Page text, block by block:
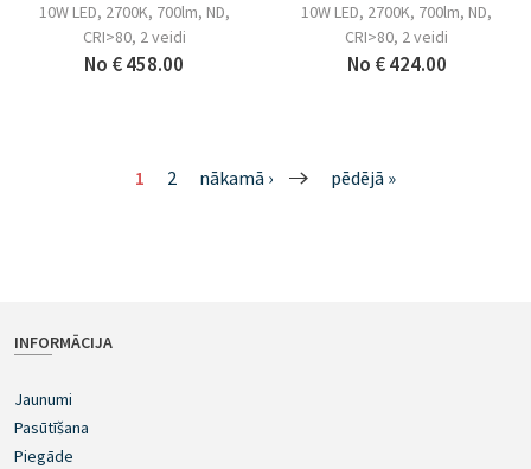
10W LED, 2700K, 700lm, ND,
CRI>80, 2 veidi
No € 458.00
10W LED, 2700K, 700lm, ND,
CRI>80, 2 veidi
No € 424.00
1 2 nākamā › pēdējā »
INFORMĀCIJA
Jaunumi
Pasūtīšana
Piegāde